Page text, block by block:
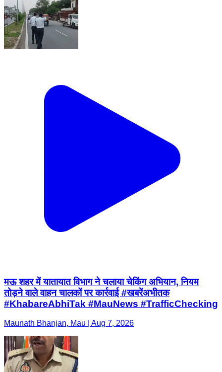
मऊ शहर में यातायात विभाग ने चलाया चेकिंग अभियान, नियम
तोड़ने वाले वाहन चालकों पर कार्रवाई #खबरेंअभीतक
#KhabareAbhiTak #MauNews #TrafficChecking
Maunath Bhanjan, Mau | Aug 7, 2026